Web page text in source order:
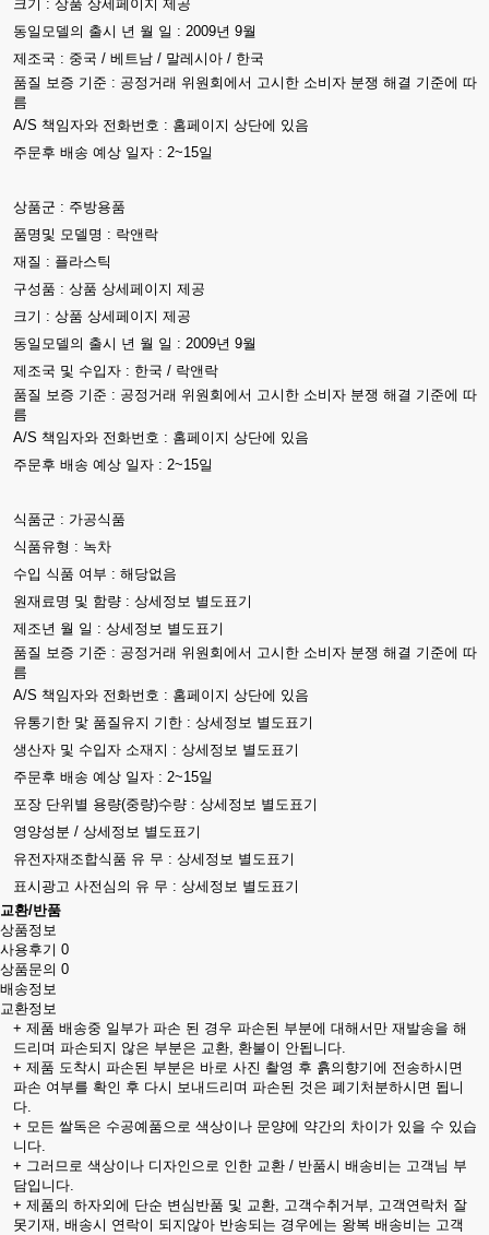
크기 : 상품 상세페이지 제공
동일모델의 출시 년 월 일 : 2009년 9월
제조국 : 중국 / 베트남 / 말레시아 / 한국
품질 보증 기준 : 공정거래 위원회에서 고시한 소비자 분쟁 해결 기준에 따
름
A/S 책임자와 전화번호 : 홈페이지 상단에 있음
주문후 배송 예상 일자 : 2~15일
상품군 : 주방용품
품명및 모델명 : 락앤락
재질 : 플라스틱
구성품 : 상품 상세페이지 제공
크기 : 상품 상세페이지 제공
동일모델의 출시 년 월 일 : 2009년 9월
제조국 및 수입자 : 한국 / 락앤락
품질 보증 기준 : 공정거래 위원회에서 고시한 소비자 분쟁 해결 기준에 따
름
A/S 책임자와 전화번호 : 홈페이지 상단에 있음
주문후 배송 예상 일자 : 2~15일
식품군 : 가공식품
식품유형 : 녹차
수입 식품 여부 : 해당없음
원재료명 및 함량 : 상세정보 별도표기
제조년 월 일 : 상세정보 별도표기
품질 보증 기준 : 공정거래 위원회에서 고시한 소비자 분쟁 해결 기준에 따
름
A/S 책임자와 전화번호 : 홈페이지 상단에 있음
유통기한 맟 품질유지 기한 : 상세정보 별도표기
생산자 및 수입자 소재지 : 상세정보 별도표기
주문후 배송 예상 일자 : 2~15일
포장 단위별 용량(중량)수량 : 상세정보 별도표기
영양성분 / 상세정보 별도표기
유전자재조합식품 유 무 : 상세정보 별도표기
표시광고 사전심의 유 무 : 상세정보 별도표기
교환/반품
상품정보
사용후기 0
상품문의 0
배송정보
교환정보
+ 제품 배송중 일부가 파손 된 경우 파손된 부분에 대해서만 재발송을 해
드리며 파손되지 않은 부분은 교환, 환불이 안됩니다.
+ 제품 도착시 파손된 부분은 바로 사진 촬영 후 흙의향기에 전송하시면
파손 여부를 확인 후 다시 보내드리며 파손된 것은 폐기처분하시면 됩니
다.
+ 모든 쌀독은 수공예품으로 색상이나 문양에 약간의 차이가 있을 수 있습
니다.
+ 그러므로 색상이나 디자인으로 인한 교환 / 반품시 배송비는 고객님 부
담입니다.
+ 제품의 하자외에 단순 변심반품 및 교환, 고객수취거부, 고객연락처 잘
못기재, 배송시 연락이 되지않아 반송되는 경우에는 왕복 배송비는 고객